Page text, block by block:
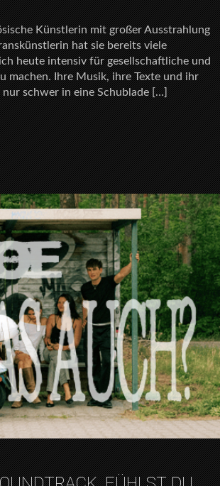
Künstlerin mit großer Ausstrahlung
hat sie bereits viele
heute intensiv für gesellschaftliche und
machen. Ihre Musik, ihre Texte und ihr
nur schwer in eine Schublade […]